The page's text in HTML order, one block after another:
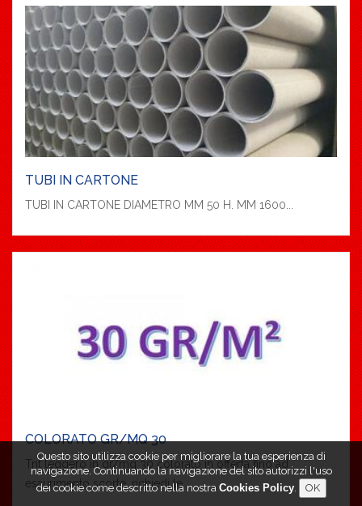
TUBI IN CARTONE
TUBI IN CARTONE DIAMETRO MM 50 H. MM 1600...
COLORATO GR/MQ 30
Tnt leggero in gr/mq 30 colorato in offerta fino ad
esaurimento scorte. richiedi le ...
Questo sito utilizza cookie per migliorare la tua esperienza di
navigazione. Continuando la navigazione del sito autorizzi l'uso
dei cookie come descritto nella nostra Cookies Policy.